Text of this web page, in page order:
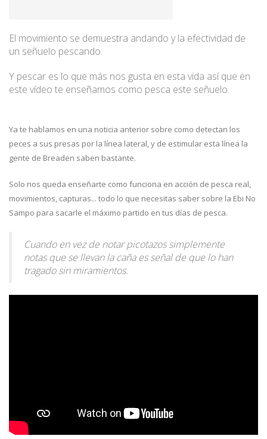
El movimiento se demuestra andando y la efectividad de
un señuelo pescando.
Y pescar es lo que más nos gusta en esta vida así que en
este vídeo te enseñamos como pesca este señuelo.
Ya te hablamos en una noticia anterior sobre como detectan los
peces a sus presas por la línea lateral, y de estimular esta línea la
gente de Breaden saben bastante.
Solo nos queda enseñarte como funciona en acción de pesca real,
movimientos, capturas... todo lo que necesitas saber sobre la Ebi No
Sampo para sacarle el máximo partido en tus días de pesca.
Cuando en vez de notar picotazos simplemente
notas que se llevan la caña es señal de que lo han
tragado sin miramientos.